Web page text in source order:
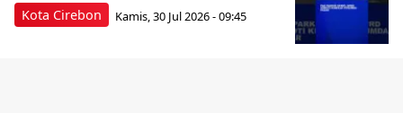
Kota Cirebon Kamis, 30 Jul 2026 - 09:45